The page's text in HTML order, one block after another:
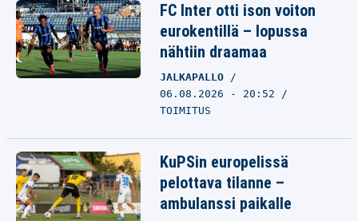
FC Inter otti ison voiton
eurokentillä – lopussa
nähtiin draamaa
JALKAPALLO
06.08.2026 - 20:52
TOIMITUS
KuPSin europelissä
pelottava tilanne –
ambulanssi paikalle